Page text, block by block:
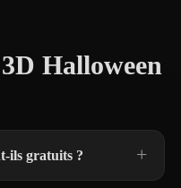
Halloween
ils gratuits ?